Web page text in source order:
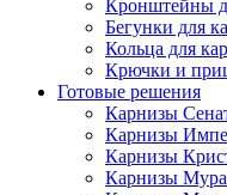
Кронштейны
Бегунки для
Кольца для
Крючки и
Готовые решения
Карнизы
Карнизы
Карнизы
Карнизы